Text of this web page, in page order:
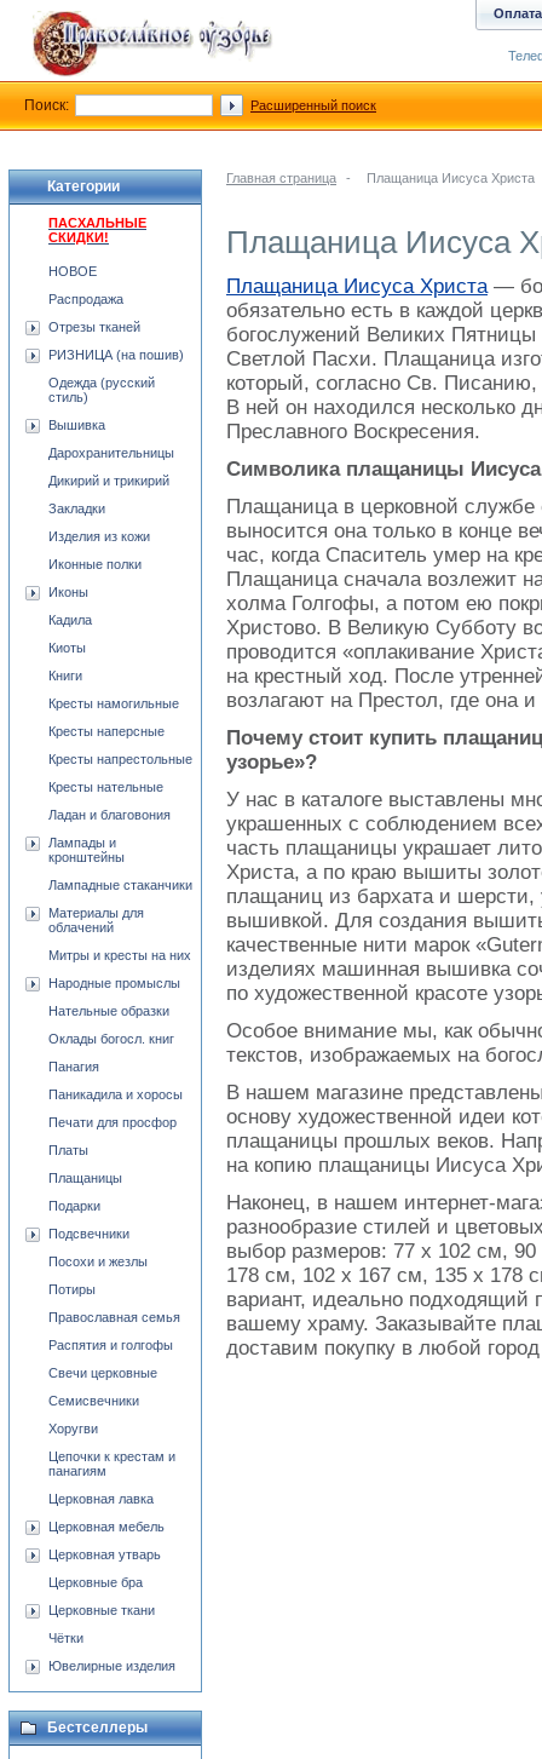
Главная страница - Плащаница Иисуса Христа
Плащаница Иисуса
Плащаница Иисуса Христа—
обязательно есть в каждой
богослужений Великих
Светлой Пасхи. Плащаница
который, согласно Св.
В ней он находился несколько
Преславного Воскресения.
Символика плащаницы Иисуса
Плащаница в церковной службе
выносится она только в конце
час, когда Спаситель умер на
Плащаница сначала возлежит
холма Голгофы, а потом ею
Христово. В Великую Субботу
проводится «оплакивание
на крестный ход. После
возлагают на Престол, где она
Почему стоит купить
узорье»?
У нас в каталоге выставлены
украшенных с соблюдением
часть плащаницы украшает
Христа, а по краю вышиты
плащаниц из бархата и шерсти,
вышивкой. Для создания
качественные нити марок
изделиях машинная вышивка
по художественной красоте
Особое внимание мы, как
текстов, изображаемых на
В нашем магазине
основу художественной идеи
плащаницы прошлых веков.
на копию плащаницы Иисуса
Наконец, в нашем интернет-
разнообразие стилей и
выбор размеров: 77 х 102 см,
178 см, 102 х 167 см, 135 х 178
вариант, идеально
вашему храму. Заказывайте
доставим покупку в любой
Категории
ПАСХАЛЬНЫЕ
СКИДКИ!
НОВОЕ
Распродажа
Отрезы тканей
РИЗНИЦА (на пошив)
Одежда (русский
стиль)
Вышивка
Дарохранительницы
Дикирий и трикирий
Закладки
Изделия из кожи
Иконные полки
Иконы
Кадила
Киоты
Книги
Кресты намогильные
Кресты наперсные
Кресты напрестольные
Кресты нательные
Ладан и благовония
Лампады и
кронштейны
Лампадные стаканчики
Материалы для
облачений
Митры и кресты на них
Народные промыслы
Нательные образки
Оклады богосл. книг
Панагия
Паникадила и хоросы
Печати для просфор
Платы
Плащаницы
Подарки
Подсвечники
Посохи и жезлы
Потиры
Православная семья
Распятия и голгофы
Свечи церковные
Семисвечники
Хоругви
Цепочки к крестам и
панагиям
Церковная лавка
Церковная мебель
Церковная утварь
Церковные бра
Церковные ткани
Чётки
Ювелирные изделия
Бестселлеры
Оплата
Поиск: Расширенный поиск